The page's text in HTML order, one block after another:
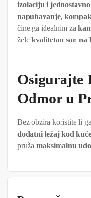
izolaciju i
napuhavanje,
čine ga idealnim za
žele kvalitetan san
Osigurajte
Odmor u
Bez obzira koristite li
dodatni ležaj kod kuće
pruža maksimalnu